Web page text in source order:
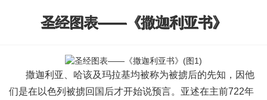
圣经图表——《撒迦利亚书》
撒迦利亚、哈该及玛拉基均被称为被掳后的先知，因他
们是在以色列被掳回国后才开始说预言。亚述在主前722年